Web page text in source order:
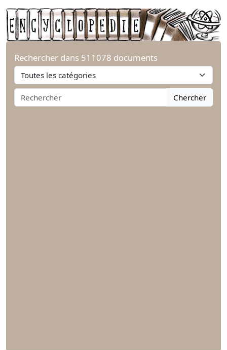
Rechercher dans 511078 documents
Chercher